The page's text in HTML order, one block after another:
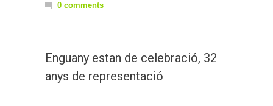
0 comments
Enguany estan de celebració, 32
anys de representació